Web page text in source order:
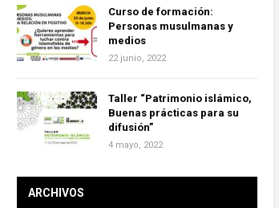
Curso de formación:
Personas musulmanas y
medios
22 junio, 2022
Taller “Patrimonio islámico,
Buenas prácticas para su
difusión”
4 mayo, 2022
ARCHIVOS